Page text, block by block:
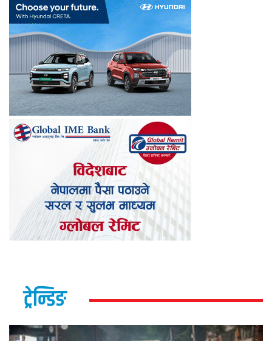
ट्रेन्डिङ